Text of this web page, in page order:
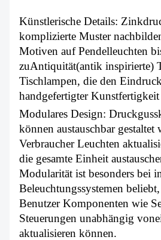
Künstlerische Details:
komplizierte Muster
Motiven auf Pendelleuchten
zuAntiquität(antik inspirierte)
Tischlampen, die den
handgefertigter
Modulares Design:
können austauschbar gestaltet
Verbraucher Leuchten
die gesamte Einheit
Modularität ist besonders bei
Beleuchtungssystemen
Benutzer Komponenten wie
Steuerungen unabhängig
aktualisieren können.